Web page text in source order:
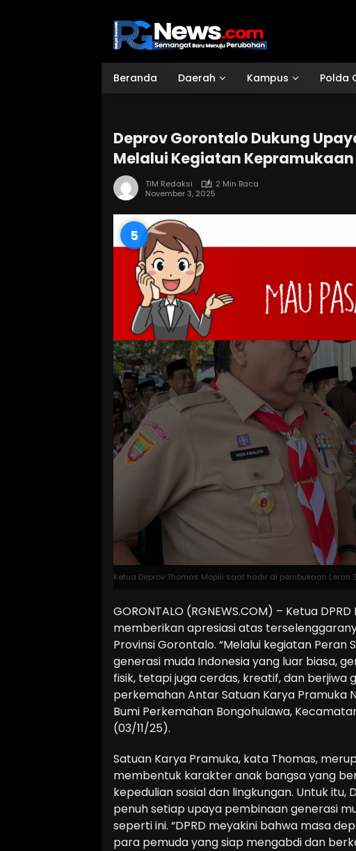
Beranda Daerah Kampus Polda
Deprov Gorontalo Dukung
Melalui Kegiatan Kepramukaan
TIM Redaksi
2 Min Baca
November 3, 2025
4
Ketua Deprov Thomas Mopili saat hadir di pembukaan Leran
GORONTALO (RGNEWS.COM) – Ketua
memberikan apresiasi atas
Provinsi Gorontalo. “Melalui kegiatan Peran
generasi muda Indonesia yang luar biasa,
fisik, tetapi juga cerdas, kreatif, dan berjiwa
perkemahan Antar Satuan Karya Pramuka
Bumi Perkemahan Bongohulawa,
(03/11/25).
Satuan Karya Pramuka, kata Thomas,
membentuk karakter anak bangsa yang
kepedulian sosial dan lingkungan. Untuk itu,
penuh setiap upaya pembinaan generasi
seperti ini. “DPRD meyakini bahwa masa
para pemuda yang siap mengabdi dan